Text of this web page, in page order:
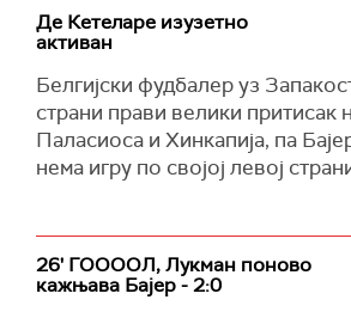
Де Кетеларе изузетно
активан
Белгијски фудбалер уз
страни прави велики притисак
Паласиоса и Хинкапија, па
нема игру по својој левој
26' ГООООЛ, Лукман поново
кажњава Бајер - 2:0